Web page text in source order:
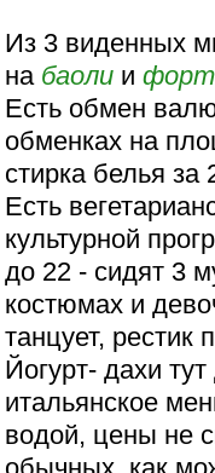
Из 3 виденных
на баоли ифорт
Есть обмен
обменках на
стирка белья за
Есть
культурной
до 22 - сидят 3
костюмах и
танцует,
Йогурт- дахи
итальянское
водой, цены не